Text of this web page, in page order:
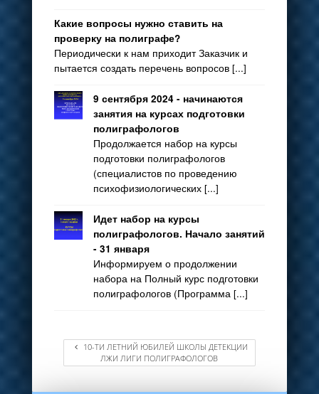
Какие вопросы нужно ставить на
проверку на полиграфе?
Периодически к нам приходит Заказчик и
пытается создать перечень вопросов [...]
9 сентября 2024 - начинаются
занятия на курсах подготовки
полиграфологов
Продолжается набор на курсы
подготовки полиграфологов
(специалистов по проведению
психофизиологических [...]
Идет набор на курсы
полиграфологов. Начало занятий
- 31 января
Информируем о продолжении
набора на Полный курс подготовки
полиграфологов (Программа [...]
10-ТИ ЛЕТНИЙ ЮБИЛЕЙ ШКОЛЫ ДЕТЕКЦИИ
ЛЖИ ЛИГИ ПОЛИГРАФОЛОГОВ